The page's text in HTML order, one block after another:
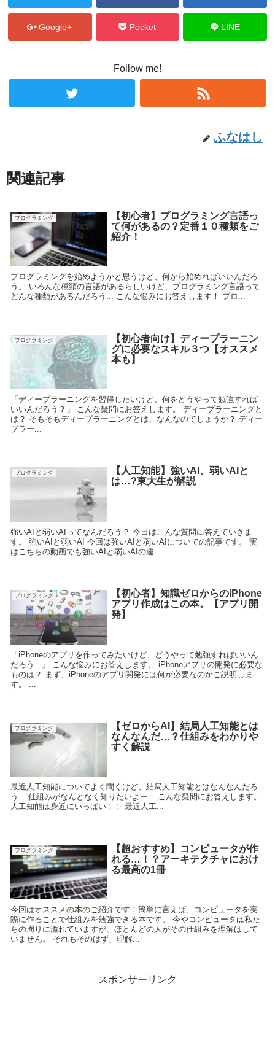
Google+ Pocket LINE
Follow me!
ふなはし
関連記事
プログラミング
【初心者】プログラミング言語っ
て何があるの？定番１０種類をご
紹介！
プログラミングを始めようかと思うけど、何から始めればいいんだろ
う。 いろんな種類の言語があるらしいけど、プログラミング言語って
どんな種類があるんだろう... こんな悩みにお答えします！ プロ...
プログラミング
【初心者向け】ディープラーニン
グに必要なスキル３つ【オススメ
本も】
「ディープラーニングを習得したいけど、何をどうやって勉強すれば
いいんだろう？」 こんな疑問にお答えします。 ディープラーニングと
は？ そもそもディープラーニングとは、なんなのでしょうか？ ディー
プラー...
プログラミング
【人工知能】強いAI、弱いAIと
は…?東大生が解説
強いAIと弱いAIってなんだろう？ 今日はこんな質問に答えていきま
す。 強いAIと弱いAI 今回は強いAIと弱いAIについての記事です。 実
はこちらの動画でも強いAIと弱いAIの違...
プログラミング
【初心者】知識ゼロからのiPhone
アプリ作成はこの本。【アプリ開
発】
「iPhoneのアプリを作ってみたいけど、どうやって勉強すればいいん
だろう...」 こんな悩みにお答えします。 iPhoneアプリの開発に必要な
ものは？ まず、iPhoneのアプリ開発には何が必要なのかご説明しま
す。 ...
プログラミング
【ゼロからAI】結局人工知能とは
なんなんだ…？仕組みをわかりや
すく解説
最近人工知能についてよく聞くけど、結局人工知能とはなんなんだろ
う... 仕組みがなんとなく知りたいよー... こんな疑問にお答えします。
人工知能は身近にいっぱい！！ 最近人工...
プログラミング
【超おすすめ】コンピュータが作
れる…！？アーキテクチャにおけ
る最高の1冊
今回はオススメの本のご紹介です！簡単に言えば、コンピュータを実
際に作ることで仕組みを勉強できる本です。 今やコンピュータは私た
ちの周りに溢れていますが、ほとんどの人がその仕組みを理解はして
いません。 それもそのはず、理解...
スポンサーリンク